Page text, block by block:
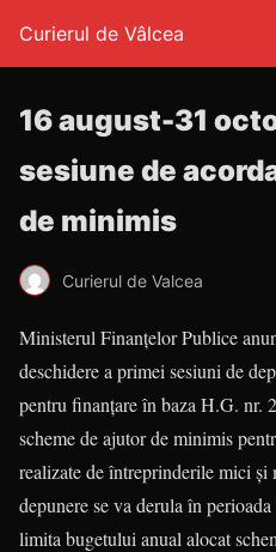
Curierul de Vâlcea
16 august-31
sesiune de
de minimis
Curierul de Valcea
Ministerul Finanţelor Publice
deschidere a primei sesiuni de
pentru finanţare în baza H.G. nr.
scheme de ajutor de minimis
realizate de întreprinderile mici şi
depunere se va derula în
limita bugetului anual alocat